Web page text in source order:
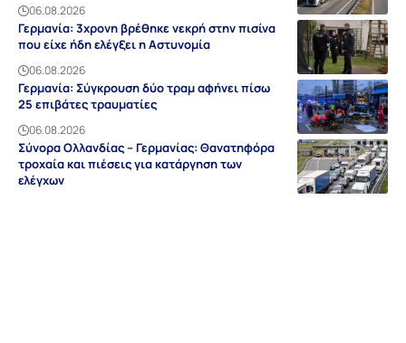
06.08.2026
Γερμανία: 3χρονη βρέθηκε νεκρή στην πισίνα
που είχε ήδη ελέγξει η Αστυνομία
06.08.2026
Γερμανία: Σύγκρουση δύο τραμ αφήνει πίσω
25 επιβάτες τραυματίες
06.08.2026
Σύνορα Ολλανδίας – Γερμανίας: Θανατηφόρα
τροχαία και πιέσεις για κατάργηση των
ελέγχων